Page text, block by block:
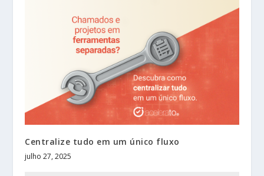
Centralize tudo em um único fluxo
julho 27, 2025